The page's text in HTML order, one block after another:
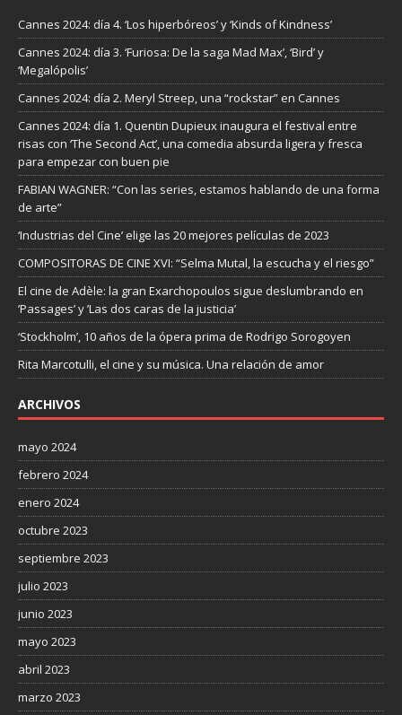
Cannes 2024: día 4. ‘Los hiperbóreos’ y ‘Kinds of Kindness’
Cannes 2024: día 3. ‘Furiosa: De la saga Mad Max’, ‘Bird’ y
‘Megalópolis’
Cannes 2024: día 2. Meryl Streep, una “rockstar” en Cannes
Cannes 2024: día 1. Quentin Dupieux inaugura el festival entre
risas con ‘The Second Act’, una comedia absurda ligera y fresca
para empezar con buen pie
FABIAN WAGNER: “Con las series, estamos hablando de una forma
de arte”
‘Industrias del Cine’ elige las 20 mejores películas de 2023
COMPOSITORAS DE CINE XVI: “Selma Mutal, la escucha y el riesgo”
El cine de Adèle: la gran Exarchopoulos sigue deslumbrando en
’Passages’ y ’Las dos caras de la justicia’
‘Stockholm’, 10 años de la ópera prima de Rodrigo Sorogoyen
Rita Marcotulli, el cine y su música. Una relación de amor
ARCHIVOS
mayo 2024
febrero 2024
enero 2024
octubre 2023
septiembre 2023
julio 2023
junio 2023
mayo 2023
abril 2023
marzo 2023